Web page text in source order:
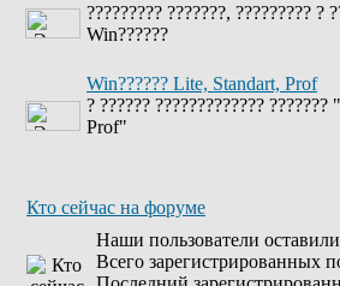
????????? ???????, ????????? ?
Win??????
Win?????? Lite, Standart, Prof
? ?????? ?????????????
Prof"
Кто сейчас на форуме
Наши пользователи
Всего зарегистрированных